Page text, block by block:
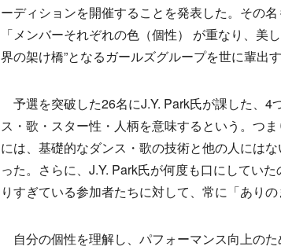
ーディションを開催することを発表した。その
「メンバーそれぞれの色（個性） が重なり、美
界の架け橋”となるガールズグループを世に輩出
予選を突破した26名にJ.Y. Park氏が課した、4
ス・歌・スター性・人柄を意味するという。つ
には、基礎的なダンス・歌の技術と他の人には
った。さらに、J.Y. Park氏が何度も口にしてい
りすぎている参加者たちに対して、常に「あり
自分の個性を理解し、パフォーマンス向上の